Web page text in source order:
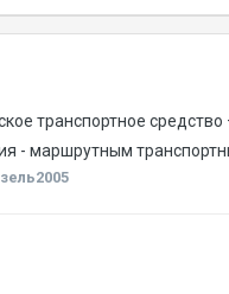
транспортное
- маршрутным